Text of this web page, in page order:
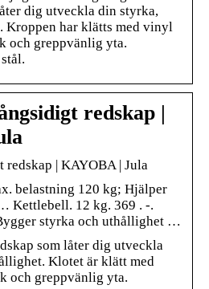
dig utveckla din styrka,
Kroppen har klätts med vinyl
och greppvänlig yta.
redskap |
| KAYOBA | Jula
belastning 120 kg; Hjälper
Kettlebell. 12 kg. 369 . -.
styrka och uthållighet …
som låter dig utveckla
Klotet är klätt med
och greppvänlig yta.